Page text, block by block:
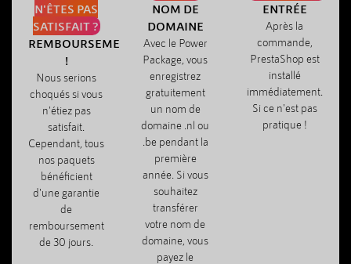
N'ÊTES PAS
SATISFAIT ?
REMBOURSEMENT
!
Nous serions
choqués si vous
n'étiez pas
satisfait.
Cependant, tous
nos paquets
bénéficient
d'une garantie
de
remboursement
de 30 jours.
NOM DE
DOMAINE
Avec le Power
Package, vous
enregistrez
gratuitement
un nom de
domaine .nl ou
.be pendant la
première
année. Si vous
souhaitez
transférer
votre nom de
domaine, vous
payez le
ENTRÉE
Après la
commande,
PrestaShop est
installé
immédiatement.
Si ce n'est pas
pratique !